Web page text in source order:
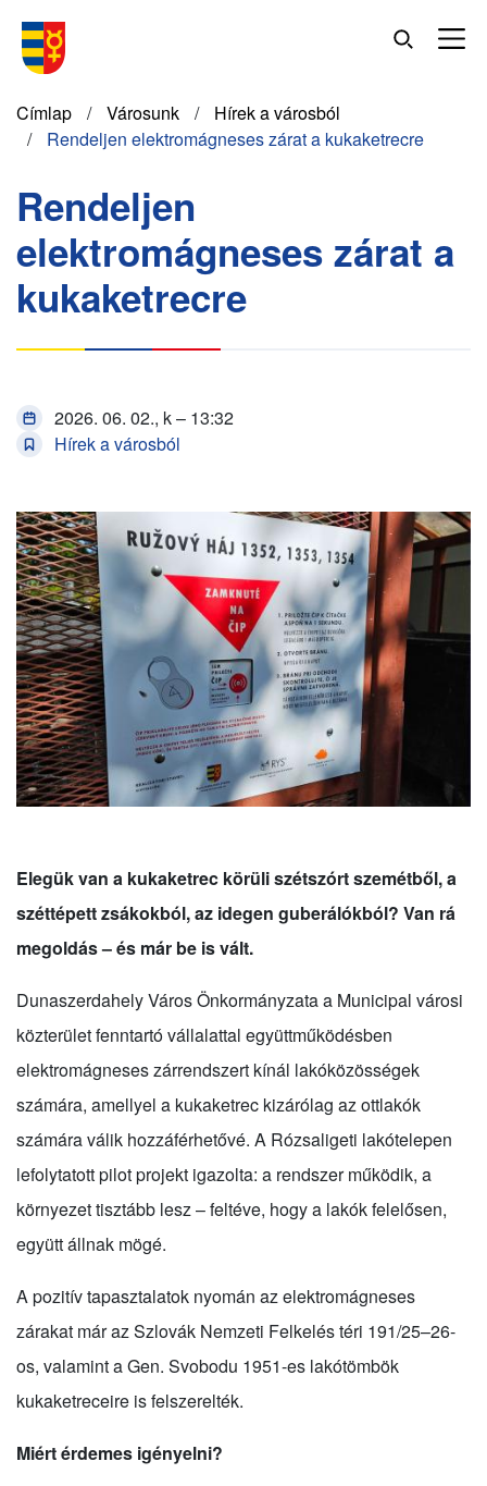
tartalomra
Morzsa
Címlap Városunk
Hírek a városból
Rendeljen elektromágneses zárat a kukaketrecre
Rendeljen
elektromágneses zárat a
kukaketrecre
2026. 06. 02., k – 13:32
Hírek a városból
Elegük van a kukaketrec körüli szétszórt szemétből, a
széttépett zsákokból, az idegen guberálókból? Van rá
megoldás – és már be is vált.
Dunaszerdahely Város Önkormányzata a Municipal városi
közterület fenntartó vállalattal együttműködésben
elektromágneses zárrendszert kínál lakóközösségek
számára, amellyel a kukaketrec kizárólag az ottlakók
számára válik hozzáférhetővé. A Rózsaligeti lakótelepen
lefolytatott pilot projekt igazolta: a rendszer működik, a
környezet tisztább lesz – feltéve, hogy a lakók felelősen,
együtt állnak mögé.
A pozitív tapasztalatok nyomán az elektromágneses
zárakat már az Szlovák Nemzeti Felkelés téri 191/25–26-
os, valamint a Gen. Svobodu 1951-es lakótömbök
kukaketreceire is felszerelték.
Miért érdemes igényelni?